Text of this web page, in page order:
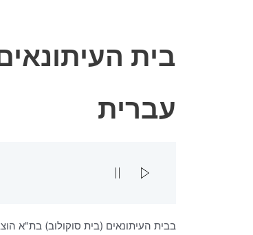
בית
עברית
בבית העיתונאים (בית סוקולוב) בת"א